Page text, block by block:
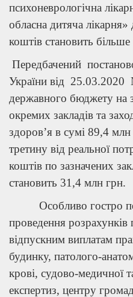
психоневрологічна
обласна дитяча лікарня»
коштів становить
Передбачений
України від 25.03.2020
державного бюджету на
окремих закладів та
здоров’я в сумі 89,4
третину від реальної
коштів по зазначених
становить 31,4 млн грн.
Особливо гостро
проведення розрахунків
відпускним виплатам
будинку, патолого-
крові, судово-медичної
експертиз, центру